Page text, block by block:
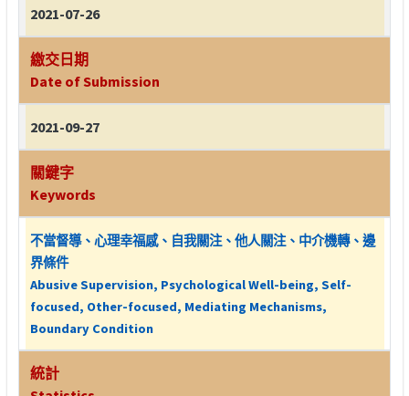
2021-07-26
繳交日期
Date of Submission
2021-09-27
關鍵字
Keywords
不當督導、心理幸福感、自我關注、他人關注、中介機轉、邊
界條件
Abusive Supervision, Psychological Well-being, Self-
focused, Other-focused, Mediating Mechanisms,
Boundary Condition
統計